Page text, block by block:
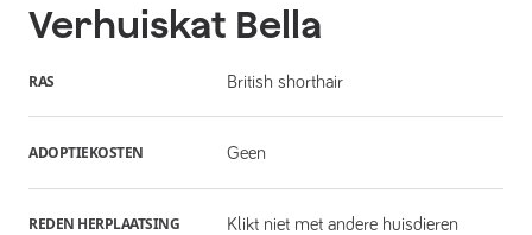
Verhuiskat Bella
RAS British shorthair
ADOPTIEKOSTEN Geen
REDEN HERPLAATSING Klikt niet met andere huisdieren